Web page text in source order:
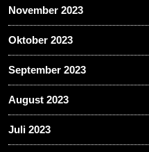
November 2023
Oktober 2023
September 2023
August 2023
Juli 2023